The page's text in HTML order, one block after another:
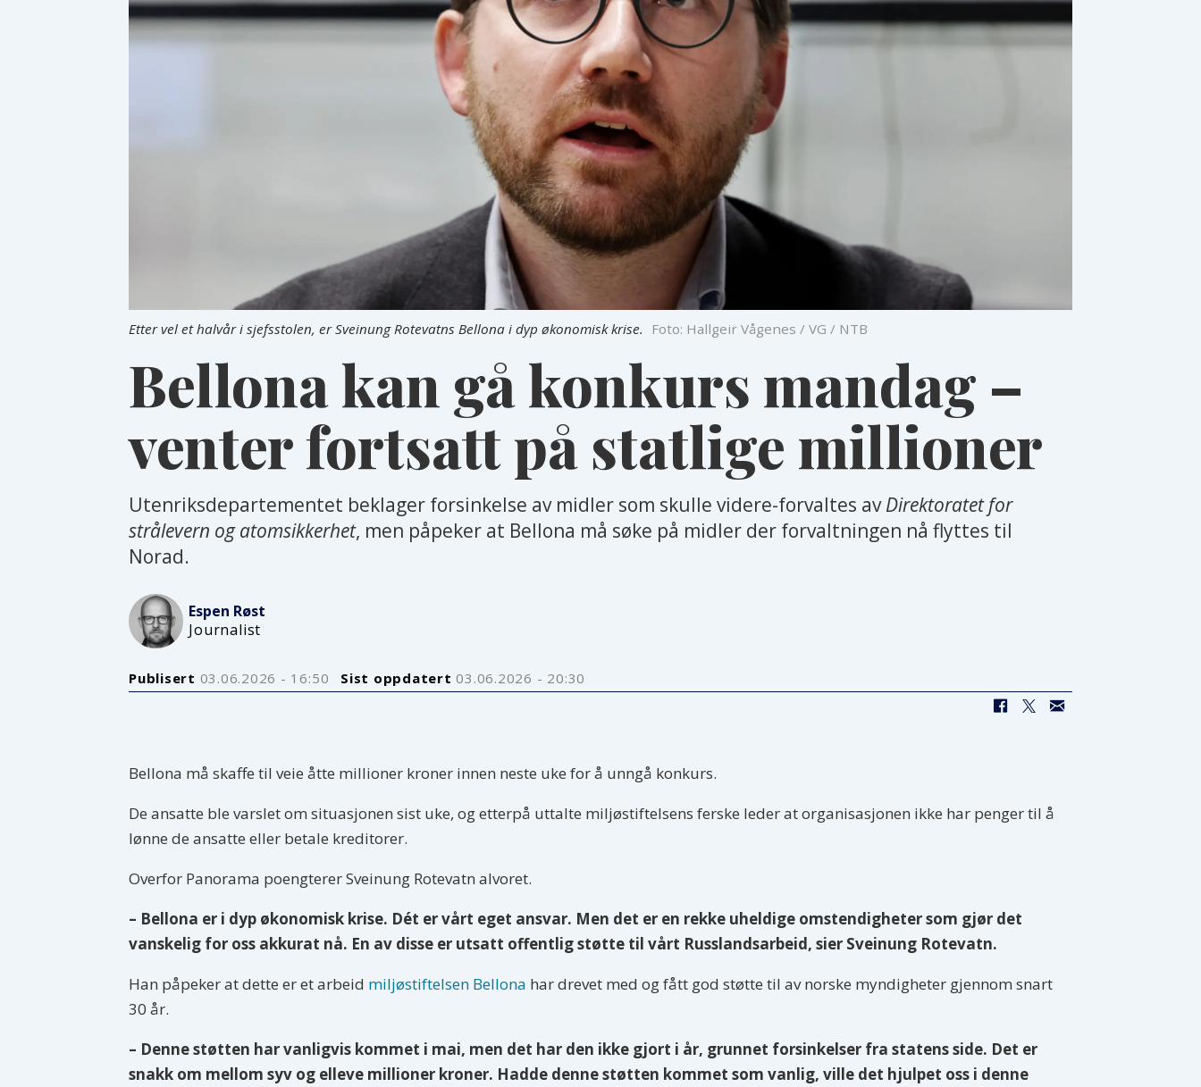
Etter vel et halvår i sjefsstolen, er Sveinung Rotevatns Bellona i dyp økonomisk krise. Foto: Hallgeir Vågenes / VG / NTB
Bellona kan gå konkurs mandag –
venter fortsatt på statlige millioner
Utenriksdepartementet beklager forsinkelse av midler som skulle videre-forvaltes avDirektoratet for
strålevern og atomsikkerhet, men påpeker at Bellona må søke på midler der forvaltningen nå flyttes til
Norad.
Espen Røst
Journalist
Publisert 03.06.2026 - 16:50 Sist oppdatert 03.06.2026 - 20:30
Bellona må skaffe til veie åtte millioner kroner innen neste uke for å unngå konkurs.
De ansatte ble varslet om situasjonen sist uke, og etterpå uttalte miljøstiftelsens ferske leder at organisasjonen ikke har penger til å
lønne de ansatte eller betale kreditorer.
Overfor Panorama poengterer Sveinung Rotevatn alvoret.
– Bellona er i dyp økonomisk krise. Dét er vårt eget ansvar. Men det er en rekke uheldige omstendigheter som gjør det
vanskelig for oss akkurat nå. En av disse er utsatt offentlig støtte til vårt Russlandsarbeid, sier Sveinung Rotevatn.
Han påpeker at dette er et arbeid miljøstiftelsen Bellona har drevet med og fått god støtte til av norske myndigheter gjennom snart
30 år.
– Denne støtten har vanligvis kommet i mai, men det har den ikke gjort i år, grunnet forsinkelser fra statens side. Det er
snakk om mellom syv og elleve millioner kroner. Hadde denne støtten kommet som vanlig, ville det hjulpet oss i denne